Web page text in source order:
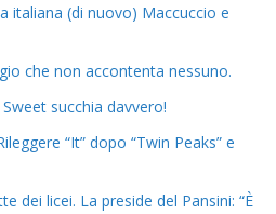
italiana (di nuovo) Maccuccio e
che non accontenta nessuno.
succhia davvero!
“It” dopo “Twin Peaks” e
dei licei. La preside del Pansini: “È